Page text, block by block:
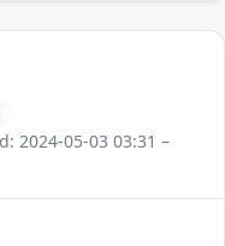
2024-05-03 03:31 –